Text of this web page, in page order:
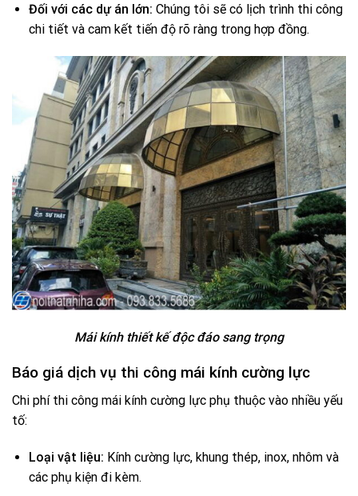
Đối với các dự án lớn: Chúng tôi sẽ có lịch trình thi công
chi tiết và cam kết tiến độ rõ ràng trong hợp đồng.
Mái kính thiết kế độc đáo sang trọng
Báo giá dịch vụ thi công mái kính cường lực
Chi phí thi công mái kính cường lực phụ thuộc vào nhiều yếu
tố:
Loại vật liệu: Kính cường lực, khung thép, inox, nhôm và
các phụ kiện đi kèm.